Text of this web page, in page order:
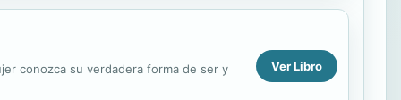
conozca su verdadera forma de ser y Ver Libro